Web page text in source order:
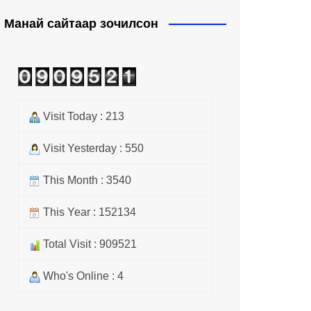
Манай сайтаар зочилсон
Visit Today : 213
Visit Yesterday : 550
This Month : 3540
This Year : 152134
Total Visit : 909521
Who's Online : 4